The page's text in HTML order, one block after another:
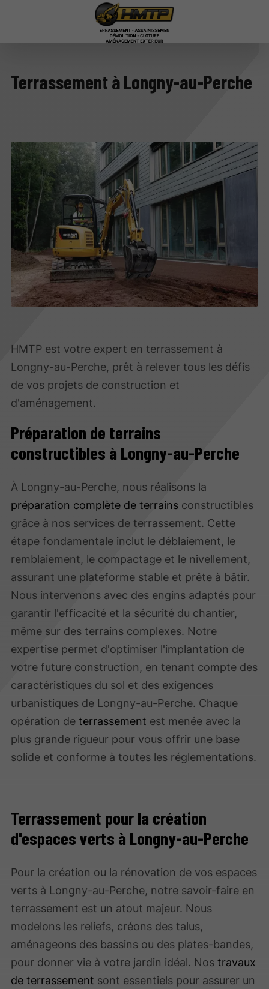
Terrassement à Longny-au-Perche
HMTP est votre expert en terrassement à
Longny-au-Perche, prêt à relever tous les défis
de vos projets de construction et
d'aménagement.
Préparation de terrains
constructibles à Longny-au-Perche
À Longny-au-Perche, nous réalisons la
préparation complète de terrains constructibles
grâce à nos services de terrassement. Cette
étape fondamentale inclut le déblaiement, le
remblaiement, le compactage et le nivellement,
assurant une plateforme stable et prête à bâtir.
Nous intervenons avec des engins adaptés pour
garantir l'efficacité et la sécurité du chantier,
même sur des terrains complexes. Notre
expertise permet d'optimiser l'implantation de
votre future construction, en tenant compte des
caractéristiques du sol et des exigences
urbanistiques de Longny-au-Perche. Chaque
opération deterrassement est menée avec la
plus grande rigueur pour vous offrir une base
solide et conforme à toutes les réglementations.
Terrassement pour la création
d'espaces verts à Longny-au-Perche
Pour la création ou la rénovation de vos espaces
verts à Longny-au-Perche, notre savoir-faire en
terrassement est un atout majeur. Nous
modelons les reliefs, créons des talus,
aménageons des bassins ou des plates-bandes,
pour donner vie à votre jardin idéal. Nostravaux
de terrassement sont essentiels pour assurer un